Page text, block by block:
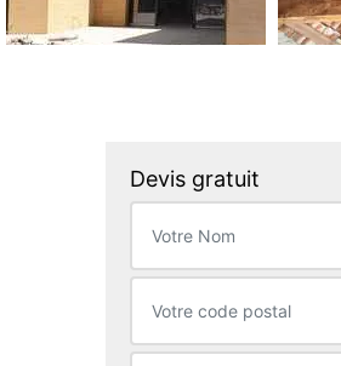
Devis gratuit